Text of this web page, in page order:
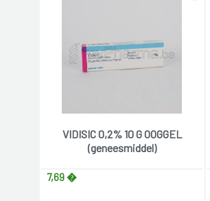
VIDISIC 0,2% 10 G OOGGEL
(geneesmiddel)
7,69 �